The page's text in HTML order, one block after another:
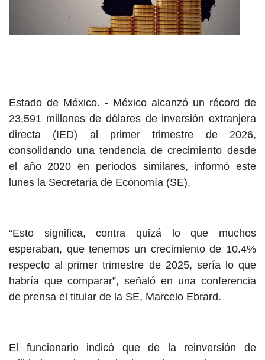
Estado de México. - México alcanzó un récord de
23,591 millones de dólares de inversión extranjera
directa (IED) al primer trimestre de 2026,
consolidando una tendencia de crecimiento desde
el año 2020 en periodos similares, informó este
lunes la Secretaría de Economía (SE).
“Esto significa, contra quizá lo que muchos
esperaban, que tenemos un crecimiento de 10.4%
respecto al primer trimestre de 2025, sería lo que
habría que comparar”, señaló en una conferencia
de prensa el titular de la SE, Marcelo Ebrard.
El funcionario indicó que de la reinversión de